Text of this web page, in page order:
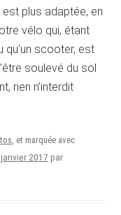
est plus adaptée, en
vélo qui, étant
qu’un scooter, est
soulevé du sol
rien n’interdit
, et marquée avec
2017 par